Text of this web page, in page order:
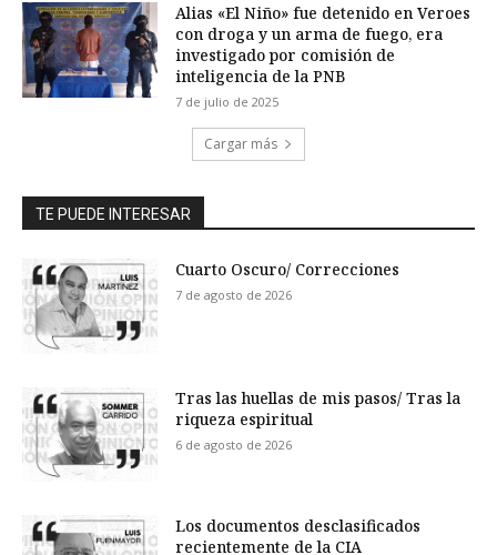
Alias «El Niño» fue detenido en Veroes
con droga y un arma de fuego, era
investigado por comisión de
inteligencia de la PNB
7 de julio de 2025
Cargar más
TE PUEDE INTERESAR
Cuarto Oscuro/ Correcciones
7 de agosto de 2026
Tras las huellas de mis pasos/ Tras la
riqueza espiritual
6 de agosto de 2026
Los documentos desclasificados
recientemente de la CIA